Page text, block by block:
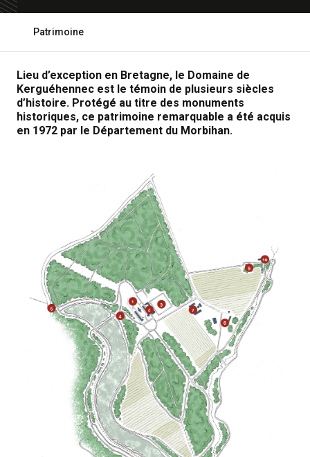
Patrimoine
Lieu d’exception en Bretagne, le Domaine de
Kerguéhennec est le témoin de plusieurs siècles
d’histoire. Protégé au titre des monuments
historiques, ce patrimoine remarquable a été acquis
en 1972 par le Département du Morbihan.